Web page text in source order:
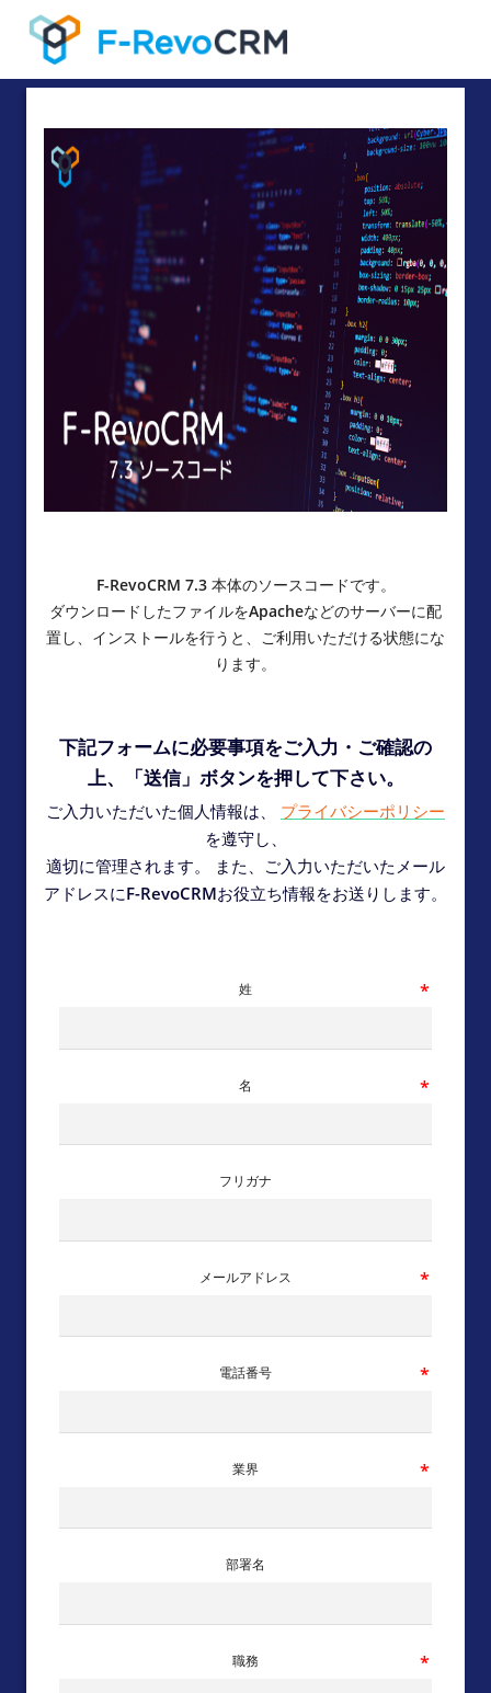
!DOCTYPE html><!DOCTYPE html><!DOCTYPE html><!DOCTYPE
html>
F-RevoCRM 7.3 本体のソースコードです。
ダウンロードしたファイルをApacheなどのサーバーに配
置し、インストールを行うと、ご利用いただける状態にな
ります。
下記フォームに必要事項をご入力・ご確認の
上、「送信」ボタンを押して下さい。
ご入力いただいた個人情報は、 プライバシーポリシー
を遵守し、
適切に管理されます。 また、ご入力いただいたメール
アドレスにF-RevoCRMお役立ち情報をお送りします。
姓
名
フリガナ
メールアドレス
電話番号
業界
部署名
職務